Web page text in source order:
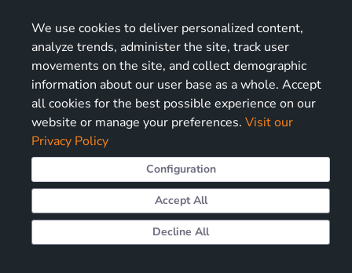
Ti è piaciuto quanto hai letto? Iscriviti a
MI SPECIAL, la nostra newsletter, per
ricevere altri interessanti contenuti.
Iscriviti a MISPECIAL
We use cookies to deliver personalized content,
analyze trends, administer the site, track user
movements on the site, and collect demographic
information about our user base as a whole. Accept
all cookies for the best possible experience on our
website or manage your preferences. Visit our
Privacy Policy
Configuration
Accept All
Decline All